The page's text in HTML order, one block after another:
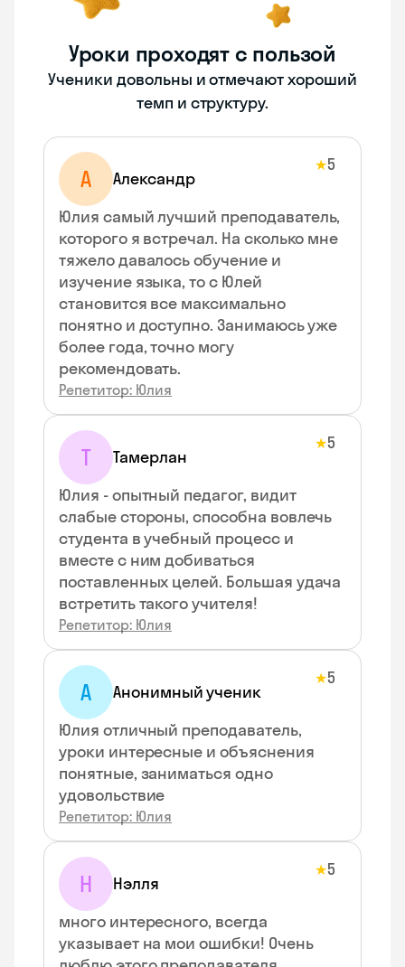
Уроки проходят с пользой
Ученики довольны и отмечают хороший
темп и структуру.
А Александр
★5
Юлия самый лучший преподаватель,
которого я встречал. На сколько мне
тяжело давалось обучение и
изучение языка, то с Юлей
становится все максимально
понятно и доступно. Занимаюсь уже
более года, точно могу
рекомендовать.
Репетитор: Юлия
Т Тамерлан
★5
Юлия - опытный педагог, видит
слабые стороны, способна вовлечь
студента в учебный процесс и
вместе с ним добиваться
поставленных целей. Большая удача
встретить такого учителя!
Репетитор: Юлия
А Анонимный ученик
★5
Юлия отличный преподаватель,
уроки интересные и объяснения
понятные, заниматься одно
удовольствие
Репетитор: Юлия
Н Нэлля
★5
много интересного, всегда
указывает на мои ошибки! Очень